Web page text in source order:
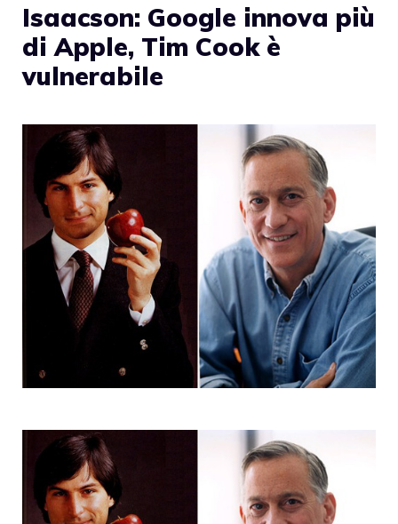
Isaacson: Google innova più
di Apple, Tim Cook è
vulnerabile